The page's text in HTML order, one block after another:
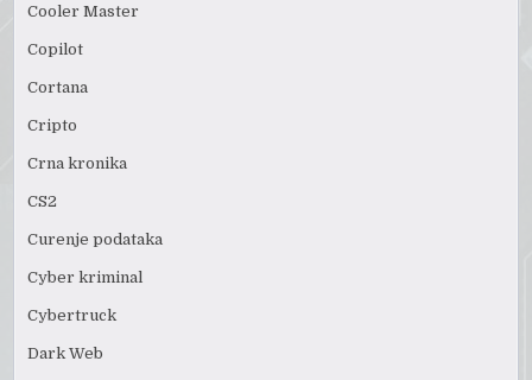
Cooler Master
Copilot
Cortana
Cripto
Crna kronika
CS2
Curenje podataka
Cyber kriminal
Cybertruck
Dark Web